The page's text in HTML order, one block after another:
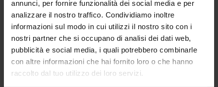
annunci, per fornire funzionalità dei social media e per
analizzare il nostro traffico. Condividiamo inoltre
informazioni sul modo in cui utilizzi il nostro sito con i
nostri partner che si occupano di analisi dei dati web,
pubblicità e social media, i quali potrebbero combinarle
con altre informazioni che hai fornito loro o che hanno
raccolto dal tuo utilizzo dei loro servizi.
49,99 € 100,00 €
Il prezzo più basso degli ultimi 30 giorni: 49,99 €